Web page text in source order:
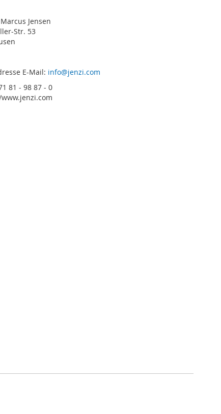
Jensen
Str. 53
E-Mail: info@jenzi.com
81 - 98 87 - 0